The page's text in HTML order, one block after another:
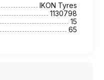
IKON Tyres
1130798
15
65